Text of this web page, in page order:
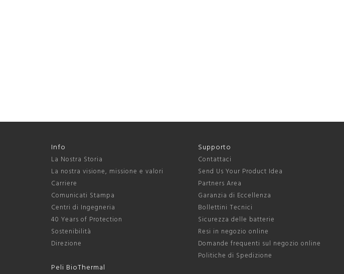
Info
La Nostra Storia
La nostra visione, missione e valori
Carriere
Comunicati Stampa
Centri di Ingegneria
40 Years of Protection
Sostenibilità
Direzione
Peli BioThermal
Supporto
Contattaci
Send Us Your Product Idea
Partners Area
Garanzia di Eccellenza
Bollettini Tecnici
Sicurezza delle batterie
Resi in negozio online
Domande frequenti sul negozio online
Politiche di Spedizione